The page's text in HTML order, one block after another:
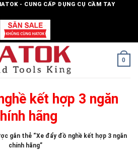
- CUNG CẤP DỤNG CỤ CẦM TAY
0
kết hợp 3 ngăn
hãng
gắn thẻ “Xe đẩy đồ nghề kết hợp 3 ngăn
chính hãng”